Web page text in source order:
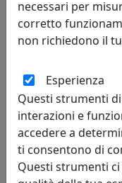
OROLOGIO DA PARETE
necessari per
corretto
non richiedono il
Esperienza
Questi strumenti
interazioni e
accedere a
ti consentono di
Questi strumenti